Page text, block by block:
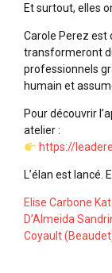
Et surtout, elles
Carole Perez est
transformeront
professionnels
humain et
Pour découvrir
atelier :
https://
L’élan est lancé.
Elise Carbone
D’Almeida
Coyault